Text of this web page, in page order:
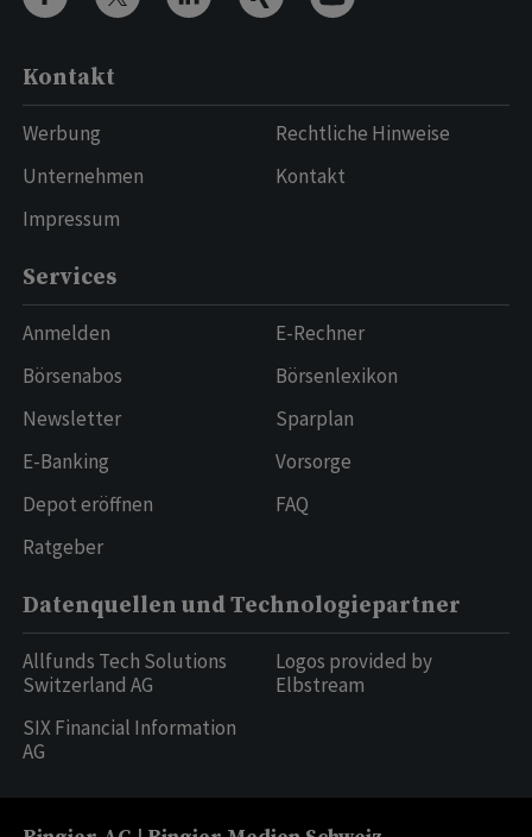
Kontakt
Werbung
Unternehmen
Impressum
Rechtliche Hinweise
Kontakt
Services
Anmelden
Börsenabos
Newsletter
E-Banking
Depot eröffnen
Ratgeber
E-Rechner
Börsenlexikon
Sparplan
Vorsorge
FAQ
Datenquellen und Technologiepartner
Allfunds Tech Solutions
Switzerland AG
SIX Financial Information
AG
Logos provided by
Elbstream